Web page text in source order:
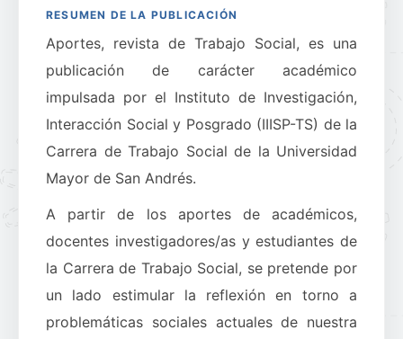
RESUMEN DE LA PUBLICACIÓN
Aportes, revista de Trabajo Social, es una
publicación de carácter académico
impulsada por el Instituto de Investigación,
Interacción Social y Posgrado (IIISP-TS) de la
Carrera de Trabajo Social de la Universidad
Mayor de San Andrés.
A partir de los aportes de académicos,
docentes investigadores/as y estudiantes de
la Carrera de Trabajo Social, se pretende por
un lado estimular la reflexión en torno a
problemáticas sociales actuales de nuestra